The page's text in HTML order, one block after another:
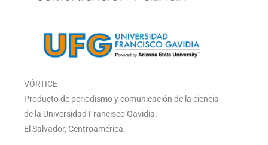
VÓRTICE
Producto de periodismo y comunicación de la ciencia
de la Universidad Francisco Gavidia.
El Salvador, Centroamérica.